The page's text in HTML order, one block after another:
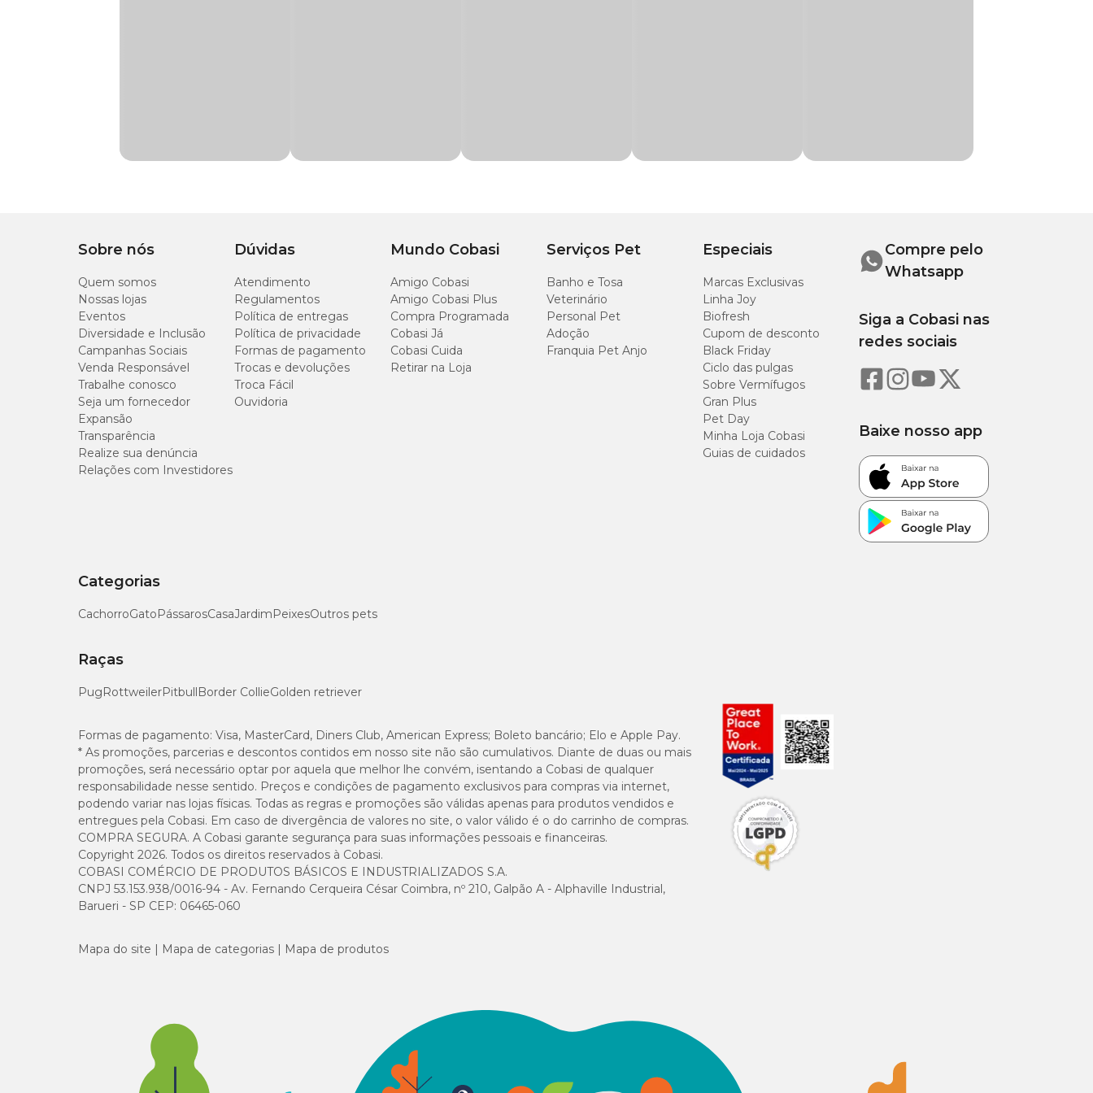
Sobre nós
Quem somos
Nossas lojas
Eventos
Diversidade e Inclusão
Campanhas Sociais
Venda Responsável
Trabalhe conosco
Seja um fornecedor
Expansão
Transparência
Realize sua denúncia
Relações com Investidores
Dúvidas
Atendimento
Regulamentos
Política de entregas
Política de privacidade
Formas de pagamento
Trocas e devoluções
Troca Fácil
Ouvidoria
Mundo Cobasi
Amigo Cobasi
Amigo Cobasi Plus
Compra Programada
Cobasi Já
Cobasi Cuida
Retirar na Loja
Serviços Pet
Banho e Tosa
Veterinário
Personal Pet
Adoção
Franquia Pet Anjo
Especiais
Marcas Exclusivas
Linha Joy
Biofresh
Cupom de desconto
Black Friday
Ciclo das pulgas
Sobre Vermífugos
Gran Plus
Pet Day
Minha Loja Cobasi
Guias de cuidados
Categorias
CachorroGatoPássarosCasaJardimPeixesOutros pets
Raças
PugRottweilerPitbullBorder CollieGolden retriever
Compre pelo
Whatsapp
Siga a Cobasi nas
redes sociais
Baixe nosso app
Formas de pagamento: Visa, MasterCard, Diners Club, American Express; Boleto bancário; Elo e Apple Pay.
* As promoções, parcerias e descontos contidos em nosso site não são cumulativos. Diante de duas ou mais
promoções, será necessário optar por aquela que melhor lhe convém, isentando a Cobasi de qualquer
responsabilidade nesse sentido. Preços e condições de pagamento exclusivos para compras via internet,
podendo variar nas lojas físicas. Todas as regras e promoções são válidas apenas para produtos vendidos e
entregues pela Cobasi. Em caso de divergência de valores no site, o valor válido é o do carrinho de compras.
COMPRA SEGURA. A Cobasi garante segurança para suas informações pessoais e financeiras.
Copyright 2026. Todos os direitos reservados à Cobasi.
COBASI COMÉRCIO DE PRODUTOS BÁSICOS E INDUSTRIALIZADOS S.A.
CNPJ 53.153.938/0016-94 - Av. Fernando Cerqueira César Coimbra, nº 210, Galpão A - Alphaville Industrial,
Barueri - SP CEP: 06465-060
Mapa do site Mapa de categorias Mapa de produtos